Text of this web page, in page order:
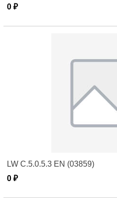
0 ₽
LW C.5.0.5.3 EN (03859)
0 ₽